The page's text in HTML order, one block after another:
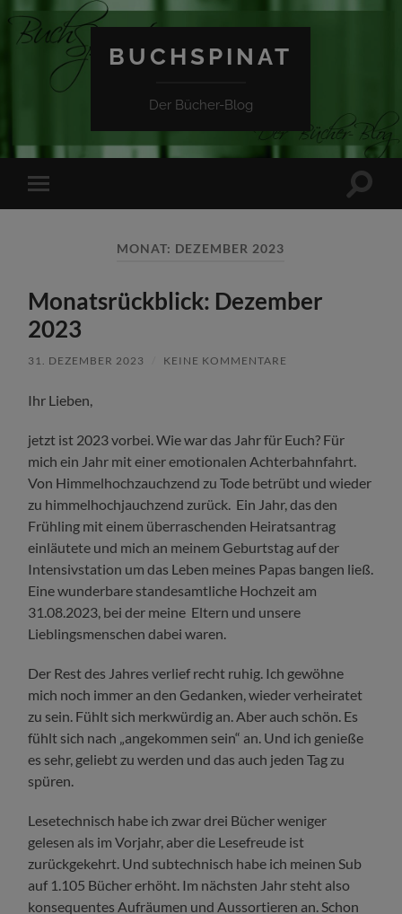
BUCHSPINAT
Der Bücher-Blog
Mobile-
Menü
MONAT: DEZEMBER 2023
Monatsrückblick: Dezember
2023
31. DEZEMBER 2023 KEINE KOMMENTARE
Ihr Lieben,
jetzt ist 2023 vorbei. Wie war das Jahr für Euch? Für
mich ein Jahr mit einer emotionalen Achterbahnfahrt.
Von Himmelhochzauchzend zu Tode betrübt und wieder
zu himmelhochjauchzend zurück. Ein Jahr, das den
Frühling mit einem überraschenden Heiratsantrag
einläutete und mich an meinem Geburtstag auf der
Intensivstation um das Leben meines Papas bangen ließ.
Eine wunderbare standesamtliche Hochzeit am
31.08.2023, bei der meine Eltern und unsere
Lieblingsmenschen dabei waren.
Der Rest des Jahres verlief recht ruhig. Ich gewöhne
mich noch immer an den Gedanken, wieder verheiratet
zu sein. Fühlt sich merkwürdig an. Aber auch schön. Es
fühlt sich nach „angekommen sein“ an. Und ich genieße
es sehr, geliebt zu werden und das auch jeden Tag zu
spüren.
Lesetechnisch habe ich zwar drei Bücher weniger
gelesen als im Vorjahr, aber die Lesefreude ist
zurückgekehrt. Und subtechnisch habe ich meinen Sub
auf 1.105 Bücher erhöht. Im nächsten Jahr steht also
konsequentes Aufräumen und Aussortieren an. Schon